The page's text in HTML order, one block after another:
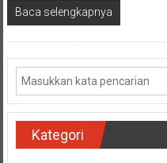
Baca selengkapnya
Kategori